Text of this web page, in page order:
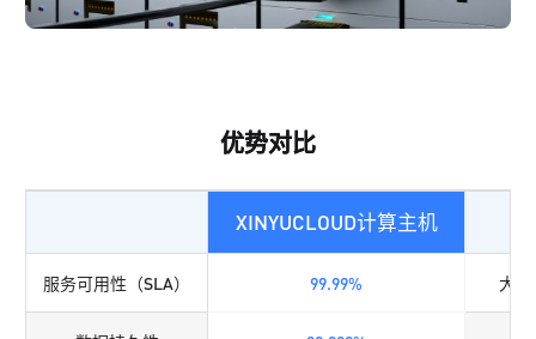
优势对比
XINYUCLOUD计算主机
服务可用性（SLA） 99.99% 大多